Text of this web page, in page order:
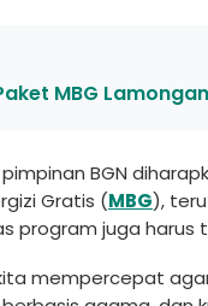
MBG
BGN
Gratis (MBG),
program juga
mempercepat